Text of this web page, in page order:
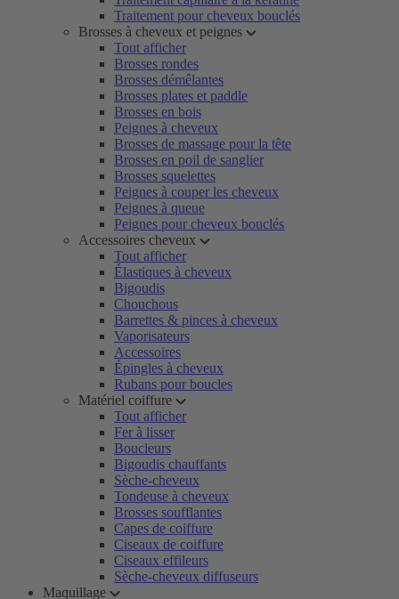
Traitement pour cheveux bouclés
Brosses à cheveux et peignes
Tout afficher
Brosses rondes
Brosses démêlantes
Brosses plates et paddle
Brosses en bois
Peignes à cheveux
Brosses de massage pour la tête
Brosses en poil de sanglier
Brosses squelettes
Peignes à couper les cheveux
Peignes à queue
Peignes pour cheveux bouclés
Accessoires cheveux
Tout afficher
Élastiques à cheveux
Bigoudis
Chouchous
Barrettes & pinces à cheveux
Vaporisateurs
Accessoires
Épingles à cheveux
Rubans pour boucles
Matériel coiffure
Tout afficher
Fer à lisser
Boucleurs
Bigoudis chauffants
Sèche-cheveux
Tondeuse à cheveux
Brosses soufflantes
Capes de coiffure
Ciseaux de coiffure
Ciseaux effileurs
Sèche-cheveux diffuseurs
Maquillage